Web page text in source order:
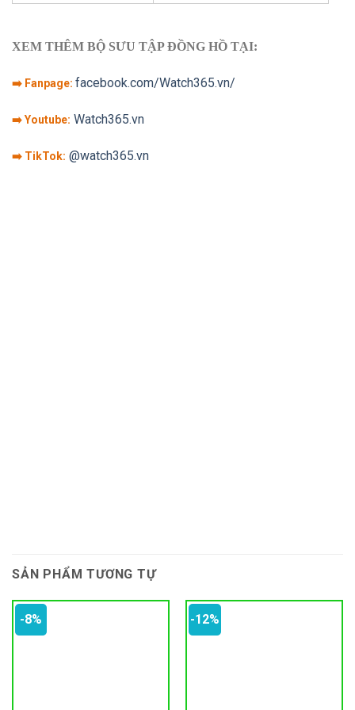
XEM THÊM BỘ SƯU TẬP ĐỒNG HỒ TẠI:
➡️ Fanpage: facebook.com/Watch365.vn/
➡️ Youtube: Watch365.vn
➡️ TikTok: @watch365.vn
SẢN PHẨM TƯƠNG TỰ
-8% -12%